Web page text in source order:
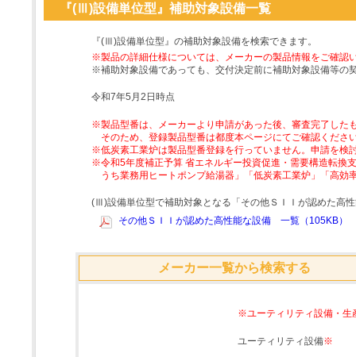
『(Ⅲ)設備単位型』補助対象設備一覧
『(Ⅲ)設備単位型』の補助対象設備を検索できます。
※製品の詳細仕様については、メーカーの製品情報をご確認
※補助対象設備であっても、交付決定前に補助対象設備等の
令和7年5月2日時点
※製品型番は、メーカーより申請があった後、審査完了した
そのため、登録製品型番は都度本ページにてご確認くださ
※低炭素工業炉は製品型番登録を行っていません。申請を検
※令和5年度補正予算 省エネルギー投資促進・需要構造転換
うち業務用ヒートポンプ給湯器」「低炭素工業炉」「高
(Ⅲ)設備単位型で補助対象となる「その他ＳＩＩが認めた高
その他ＳＩＩが認めた高性能な設備 一覧（105KB）
メーカー一覧から検索する
※ユーティリティ設備・生
ユーティリティ設備※